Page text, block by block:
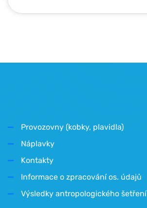
Provozovny (kobky, plavidla)
Náplavky
Kontakty
Informace o zpracování os. údajů
Výsledky antropologického šetření